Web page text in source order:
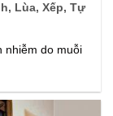
Lùa, Xếp, Tự
nhiễm do muỗi